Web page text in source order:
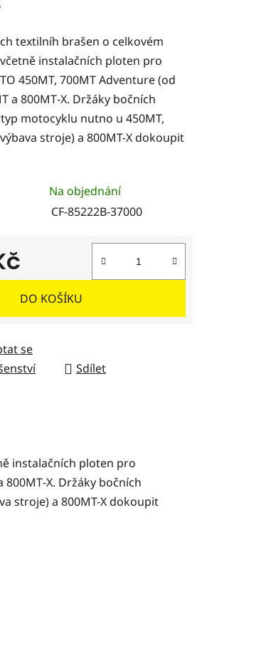
textilníh brašen o celkovém
instalačních ploten pro
450MT, 700MT Adventure (od
a 800MT‑X. Držáky bočních
motocyklu nutno u 450MT,
stroje) a 800MT-X dokoupit
Na objednání
CF-85222B-37000
DO KOŠÍKU
se
Sdílet
instalačních ploten pro
Držáky bočních
stroje) a 800MT-X dokoupit